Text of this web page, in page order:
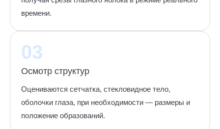
времени.
03
Осмотр структур
Оцениваются сетчатка, стекловидное тело,
оболочки глаза, при необходимости — размеры и
положение образований.